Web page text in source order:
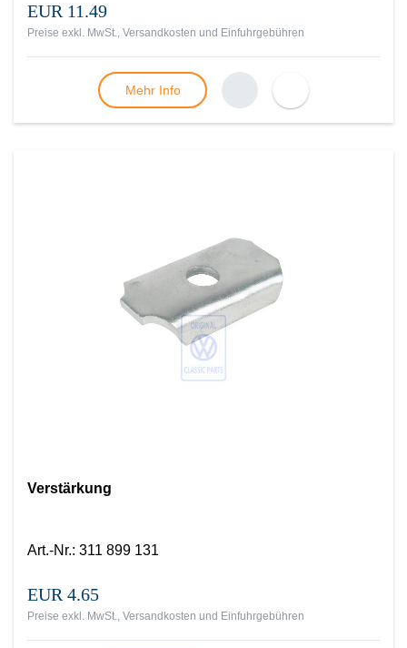
EUR 11.49
Preise exkl. MwSt., Versandkosten und Einfuhrgebühren
Mehr Info
Verstärkung
Art.-Nr.: 311 899 131
EUR 4.65
Preise exkl. MwSt., Versandkosten und Einfuhrgebühren